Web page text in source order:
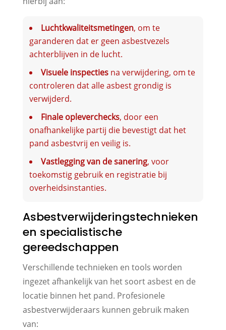
Luchtkwaliteitsmetingen, om te
garanderen dat er geen asbestvezels
achterblijven in de lucht.
Visuele inspectiesna verwijdering, om te
controleren dat alle asbest grondig is
verwijderd.
Finale opleverchecks, door een
onafhankelijke partij die bevestigt dat het
pand asbestvrij en veilig is.
Vastlegging van de sanering, voor
toekomstig gebruik en registratie bij
overheidsinstanties.
Asbestverwijderingstechnieken
en specialistische
gereedschappen
Verschillende technieken en tools worden
ingezet afhankelijk van het soort asbest en de
locatie binnen het pand. Profesionele
asbestverwijderaars kunnen gebruik maken
van: